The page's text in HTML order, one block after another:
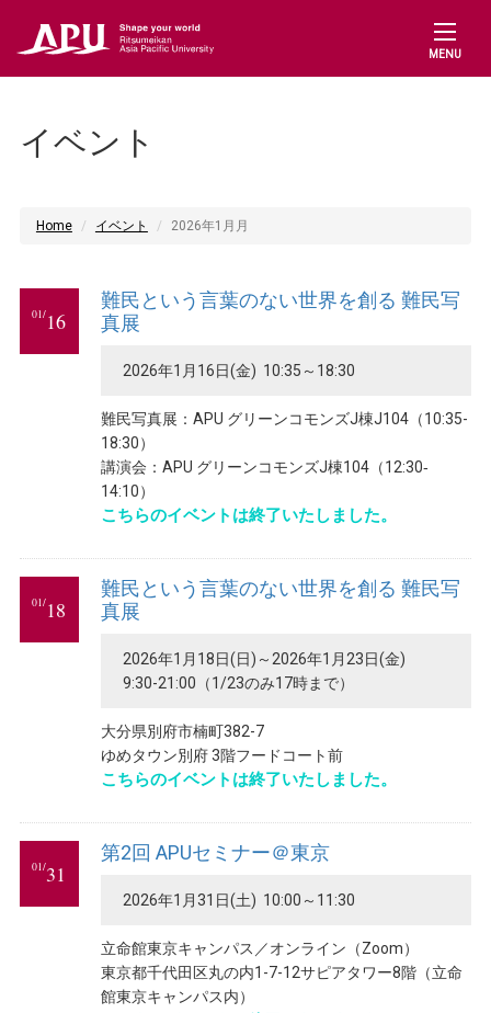
MENU
イベント
Home イベント 2026年1月月
01/16
難民という言葉のない世界を創る 難民写
真展
2026年1月16日(金) 10:35～18:30
難民写真展：APU グリーンコモンズJ棟J104（10:35-
18:30）
講演会：APU グリーンコモンズJ棟104（12:30‐
14:10）
こちらのイベントは終了いたしました。
01/18
難民という言葉のない世界を創る 難民写
真展
2026年1月18日(日)～2026年1月23日(金)
9:30-21:00（1/23のみ17時まで）
大分県別府市楠町382-7
ゆめタウン別府 3階フードコート前
こちらのイベントは終了いたしました。
01/31
第2回 APUセミナー＠東京
2026年1月31日(土) 10:00～11:30
立命館東京キャンパス／オンライン（Zoom）
東京都千代田区丸の内1-7-12サピアタワー8階（立命
館東京キャンパス内）